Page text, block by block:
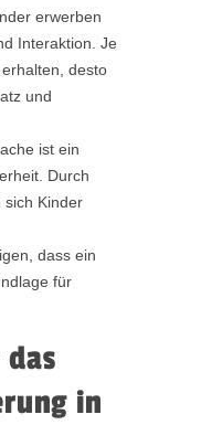
erwerben
Interaktion. Je
desto
und
ist ein
Durch
sich Kinder
dass ein
für
in